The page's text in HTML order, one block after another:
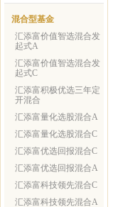
混合型基金
汇添富价值智选混合发
起式A
汇添富价值智选混合发
起式C
汇添富积极优选三年定
开混合
汇添富量化选股混合A
汇添富量化选股混合C
汇添富优选回报混合C
汇添富优选回报混合A
汇添富科技领先混合C
汇添富科技领先混合A